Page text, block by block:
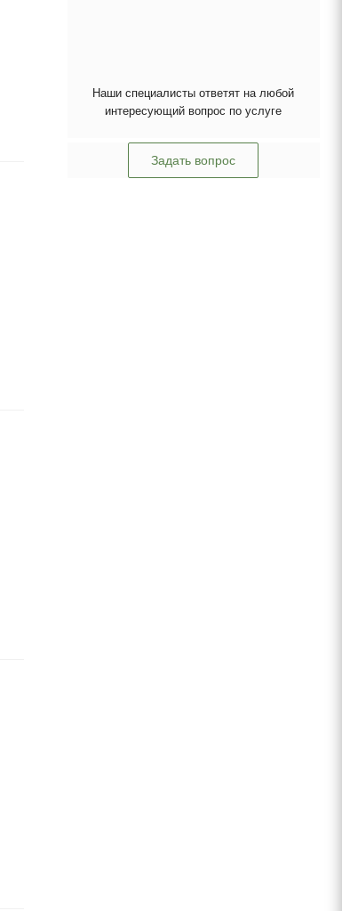
Наши специалисты ответят на любой
интересующий вопрос по услуге
Задать вопрос